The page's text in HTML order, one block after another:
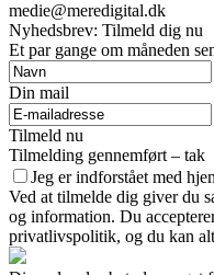
medie@meredigital.dk
Nyhedsbrev: Tilmeld dig nu
Et par gange om måneden
Din mail
Tilmeld nu
Tilmelding gennemført – tak
Jeg er indforstået med
Ved at tilmelde dig giver du
og information. Du
privatlivspolitik, og du kan